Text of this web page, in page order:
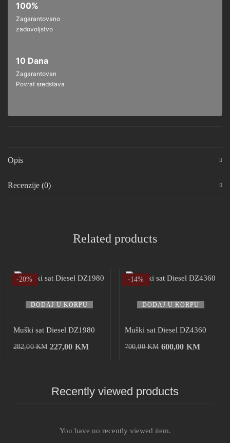
100%
Zagarantovano
zadovoljstvo
10 Dana
Zagarantovan
Povrat sredstava
Opis
Recenzije (0)
Related products
DODAJ U KORPU
-20%
Muški sat Diesel DZ1980
282,00KM 227,00 KM
DODAJ U KORPU
-14%
Muški sat Diesel DZ4360
700,00KM 600,00 KM
Recently viewed products
You have no recently viewed item.